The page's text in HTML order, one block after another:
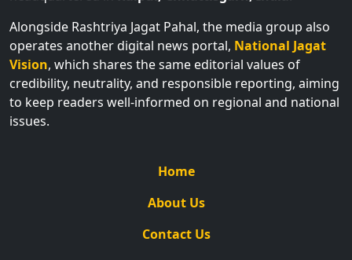
Alongside Rashtriya Jagat Pahal, the media group also
operates another digital news portal, National Jagat
Vision, which shares the same editorial values of
credibility, neutrality, and responsible reporting, aiming
to keep readers well-informed on regional and national
issues.
Home
About Us
Contact Us